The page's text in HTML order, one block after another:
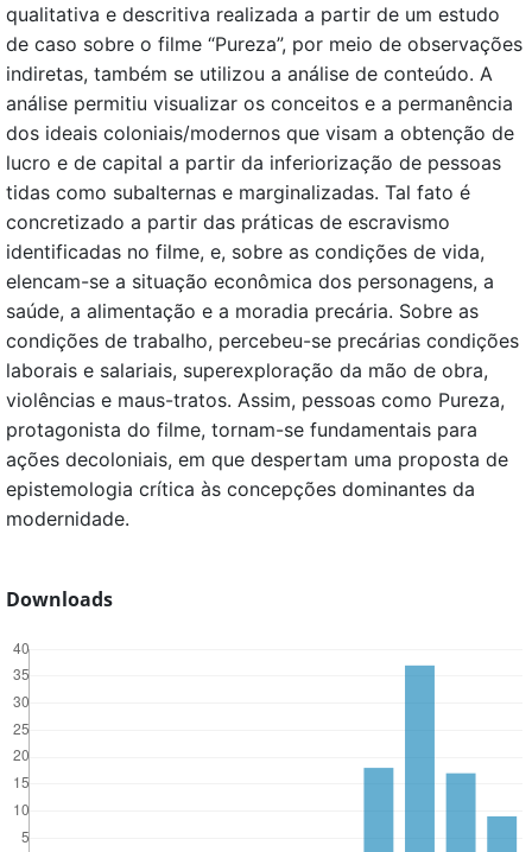
qualitativa e descritiva realizada a partir de um estudo
de caso sobre o filme “Pureza”, por meio de observações
indiretas, também se utilizou a análise de conteúdo. A
análise permitiu visualizar os conceitos e a permanência
dos ideais coloniais/modernos que visam a obtenção de
lucro e de capital a partir da inferiorização de pessoas
tidas como subalternas e marginalizadas. Tal fato é
concretizado a partir das práticas de escravismo
identificadas no filme, e, sobre as condições de vida,
elencam-se a situação econômica dos personagens, a
saúde, a alimentação e a moradia precária. Sobre as
condições de trabalho, percebeu-se precárias condições
laborais e salariais, superexploração da mão de obra,
violências e maus-tratos. Assim, pessoas como Pureza,
protagonista do filme, tornam-se fundamentais para
ações decoloniais, em que despertam uma proposta de
epistemologia crítica às concepções dominantes da
modernidade.
Downloads